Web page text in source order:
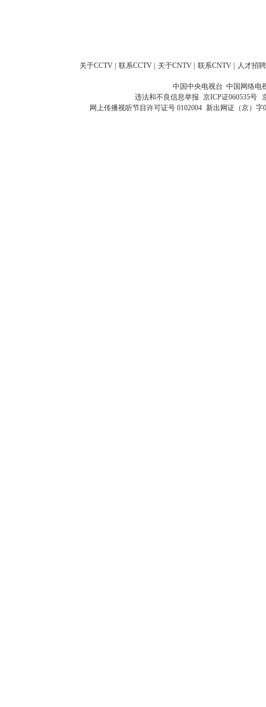
关于CCTV 联系CCTV 关于CNTV 联系CNTV 人才招聘
中国中央电视台 中国网络电
违法和不良信息举报 京ICP证060535号
网上传播视听节目许可证号 0102004 新出网证（京）